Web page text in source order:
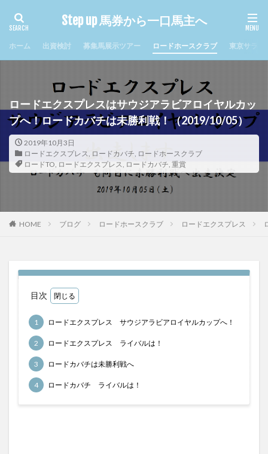
Step up 馬券から一口馬主へ
ホーム 出資検討 募集馬展示ツアー ロードホースクラブ 東京サラブ
ロードエクスプレスはサウジアラビアロイヤルカッ
プへ！ロードカバチは未勝利戦！（2019/10/05）
2019年10月3日
ロードエクスプレス, ロードカバチ, ロードホースクラブ
ロードTO, ロードエクスプレス, ロードカバチ, 重賞
HOME ブログ ロードホースクラブ ロードエクスプレス
目次
1 ロードエクスプレス サウジアラビアロイヤルカップへ！
2 ロードエクスプレス ライバルは！
3 ロードカバチは未勝利戦へ
4 ロードカバチ ライバルは！
キャロットクラブ
シルクホースクラブ
ジュルビアン
セレシオン
ソレンニータ
ディエルメス
デビュー
ナイトミュージアム
ナミュール
ノルマンディ
メリディアン
ルージュグラース
ロードカバチ
ロードゲイル
ロードシュトローム
ロードジパング
ロードストライク
ロードソレイユ
ロードフォールズ
ヴァンデスプワール
ヴィジュネル
出資検討
馬券検討